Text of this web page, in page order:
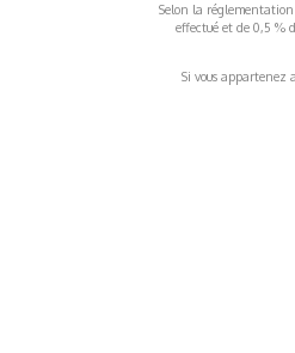
Selon la réglementation
effectué et de 0,5 %
Si vous appartenez